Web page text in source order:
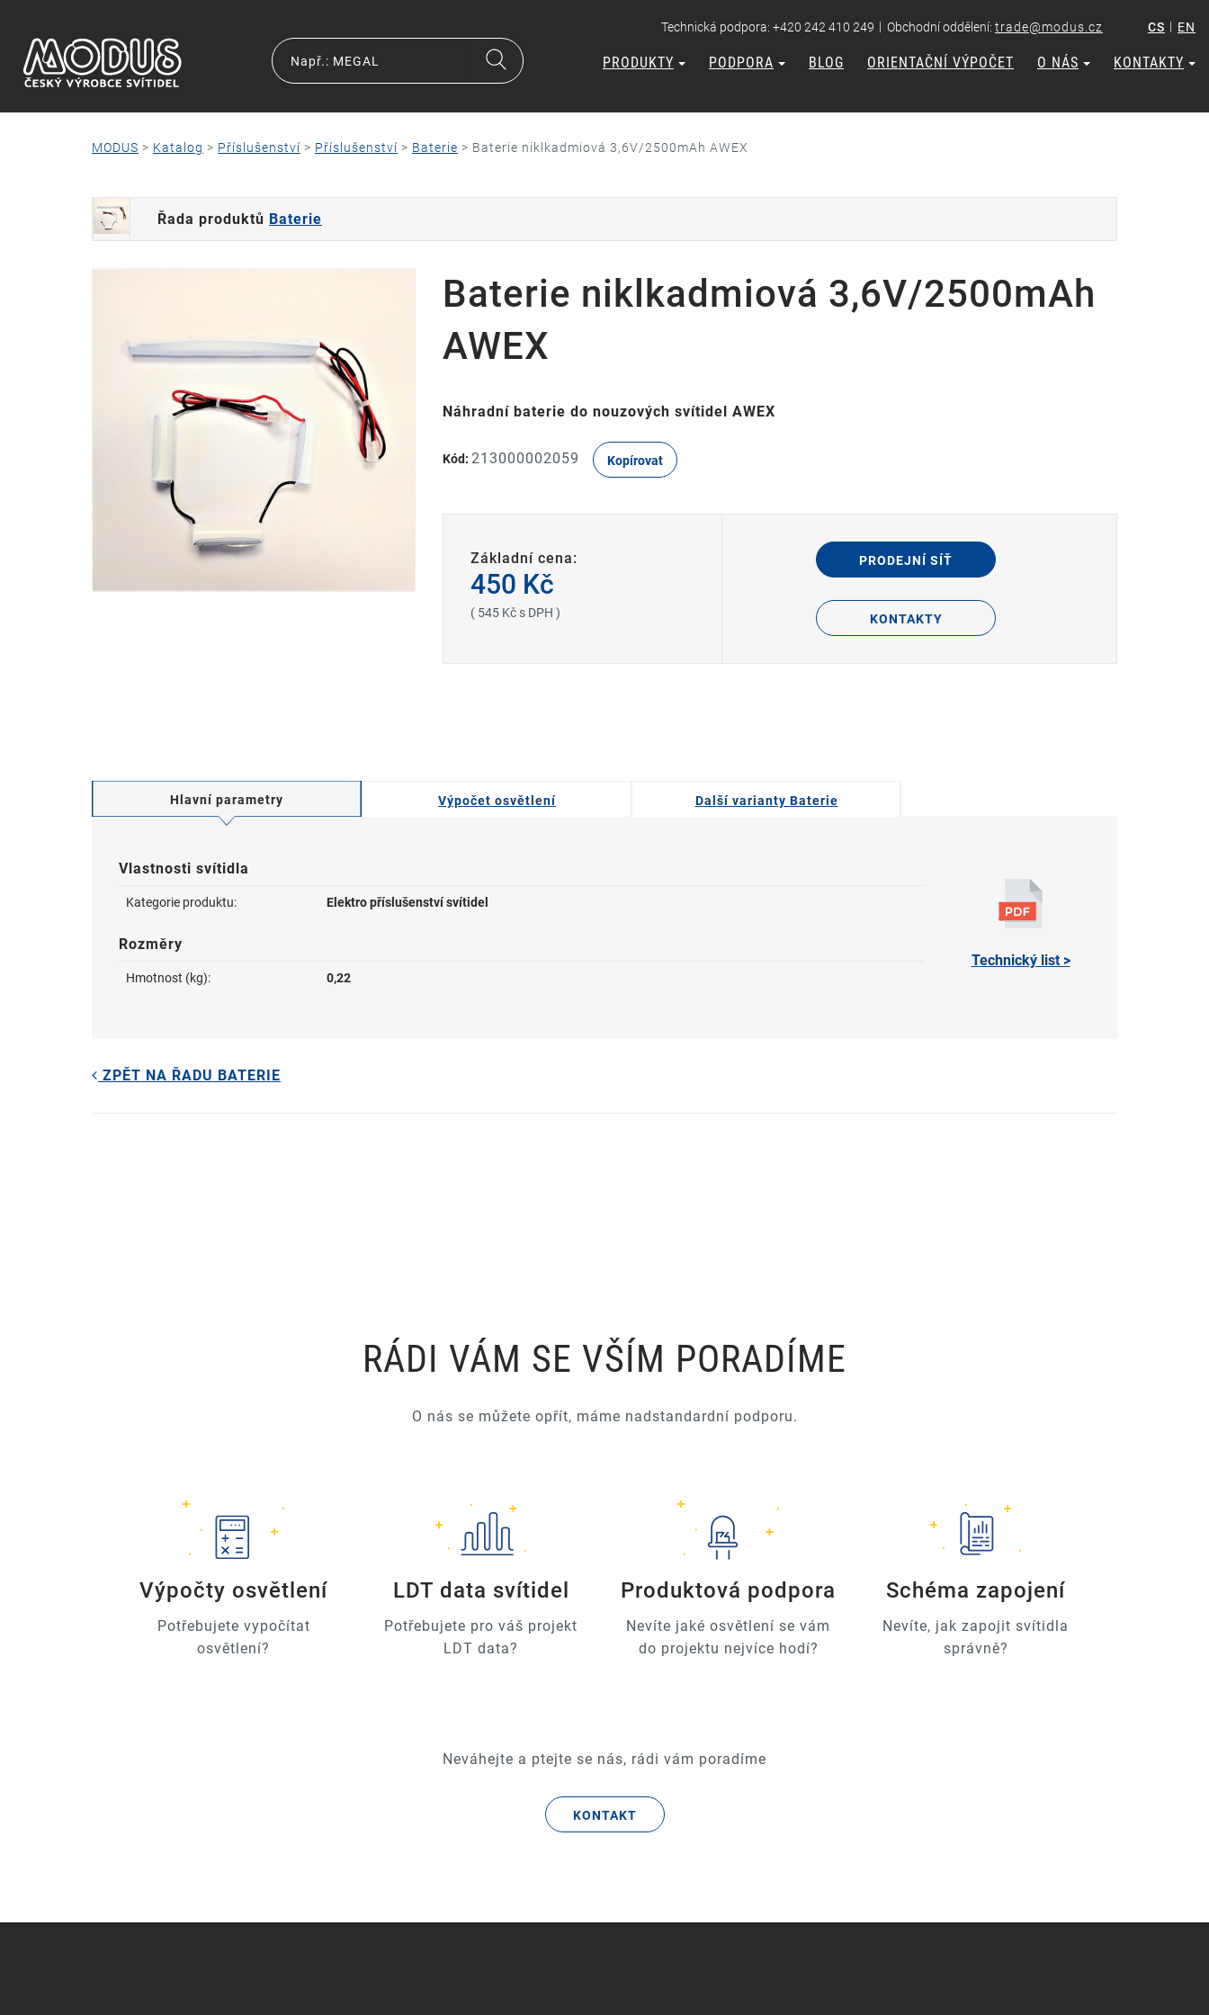
Technická podpora: +420 242 410 249 | Obchodní oddělení: trade@modus.cz CS | EN
PRODUKTY PODPORA BLOG ORIENTAČNÍ VÝPOČET O NÁS KONTAKTY
MODUS > Katalog > Příslušenství > Příslušenství > Baterie > Baterie niklkadmiová 3,6V/2500mAh AWEX
Řada produktů Baterie
Baterie niklkadmiová 3,6V/2500mAh
AWEX
Náhradní baterie do nouzových svítidel AWEX
Kód: 213000002059 Kopírovat
Základní cena:
450 Kč
( 545 Kč s DPH )
PRODEJNÍ SÍŤ
KONTAKTY
Hlavní parametry Výpočet osvětlení Další varianty Baterie
Vlastnosti svítidla
Kategorie produktu: Elektro příslušenství svítidel
Rozměry
Hmotnost (kg): 0,22
Technický list >
ZPĚT NA ŘADU BATERIE
RÁDI VÁM SE VŠÍM PORADÍME
O nás se můžete opřít, máme nadstandardní podporu.
Výpočty osvětlení
Potřebujete vypočítat
osvětlení?
LDT data svítidel
Potřebujete pro váš projekt
LDT data?
Produktová podpora
Nevíte jaké osvětlení se vám
do projektu nejvíce hodí?
Schéma zapojení
Nevíte, jak zapojit svítidla
správně?
Neváhejte a ptejte se nás, rádi vám poradíme
KONTAKT